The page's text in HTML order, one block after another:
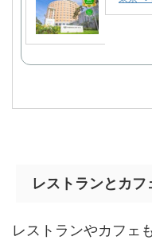
レストランとカフ
レストランやカフェ